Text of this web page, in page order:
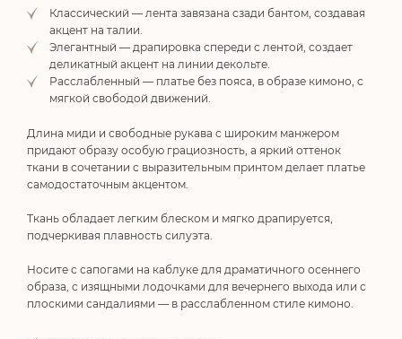
Классический — лента завязана сзади бантом, создавая
акцент на талии.
Элегантный — драпировка спереди с лентой, создает
деликатный акцент на линии декольте.
Расслабленный — платье без пояса, в образе кимоно, с
мягкой свободой движений.
Длина миди и свободные рукава с широким манжером
придают образу особую грациозность, а яркий оттенок
ткани в сочетании с выразительным принтом делает платье
самодостаточным акцентом.
Ткань обладает легким блеском и мягко драпируется,
подчеркивая плавность силуэта.
Носите с сапогами на каблуке для драматичного осеннего
образа, с изящными лодочками для вечернего выхода или с
плоскими сандалиями — в расслабленном стиле кимоно.